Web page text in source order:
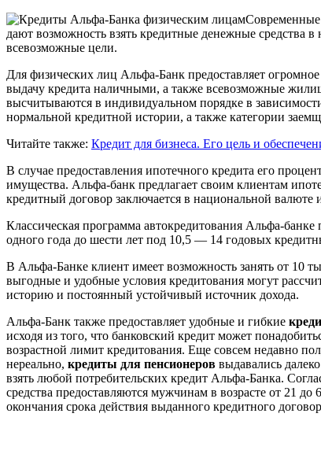
Современные
дают возможность взять кредитные денежные средства
всевозможные цели.
Для физических лиц Альфа-Банк предоставляет
выдачу кредита наличными, а также всевозможные
высчитываются в индивидуальном порядке в
нормальной кредитной истории, а также категории
Читайте также: Кредит для бизнеса. Его цель и
В случае предоставления ипотечного кредита его
имущества. Альфа-банк предлагает своим клиентам
кредитный договор заключается в национальной
Классическая программа автокредитования Альфа-
одного года до шести лет под 10,5 — 14 годовых
В Альфа-Банке клиент имеет возможность занять от 10
выгодные и удобные условия кредитования могут
историю и постоянный устойчивый источник дохода.
Альфа-Банк также предоставляет удобные и гибкие
исходя из того, что банковский кредит может
возрастной лимит кредитования. Еще совсем недавно
нереально, кредиты для пенсионеров выдавались
взять любой потребительских кредит Альфа-Банка.
средства предоставляются мужчинам в возрасте от 21
окончания срока действия выданного кредитного